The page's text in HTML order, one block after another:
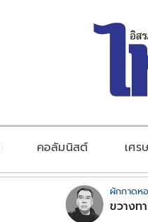
คอลัมนิสต์ เศร
ผักกาดห
ขวางท